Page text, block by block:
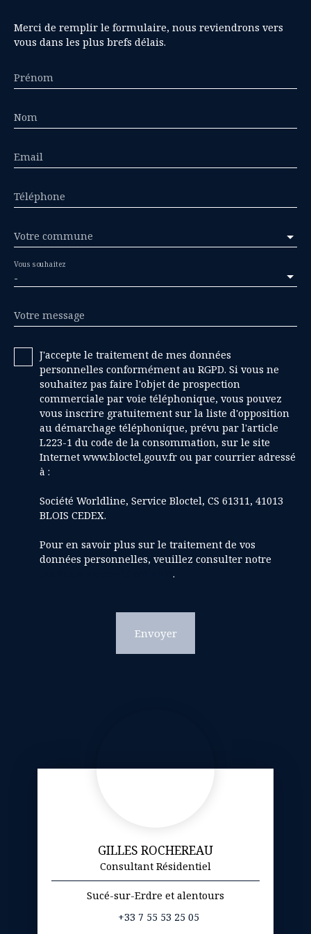
Merci de remplir le formulaire, nous reviendrons vers
vous dans les plus brefs délais.
Prénom
Nom
Email
Téléphone
Votre commune
-
Vous souhaitez
Votre message
J'accepte le traitement de mes données
personnelles conformément au RGPD. Si vous ne
souhaitez pas faire l'objet de prospection
commerciale par voie téléphonique, vous pouvez
vous inscrire gratuitement sur la liste d'opposition
au démarchage téléphonique, prévu par l'article
L223-1 du code de la consommation, sur le site
Internet www.bloctel.gouv.fr ou par courrier adressé
à :
Société Worldline, Service Bloctel, CS 61311, 41013
BLOIS CEDEX.
Pour en savoir plus sur le traitement de vos
données personnelles, veuillez consulter notre
.
Envoyer
GILLES ROCHEREAU
Consultant Résidentiel
Sucé-sur-Erdre et alentours
+33 7 55 53 25 05